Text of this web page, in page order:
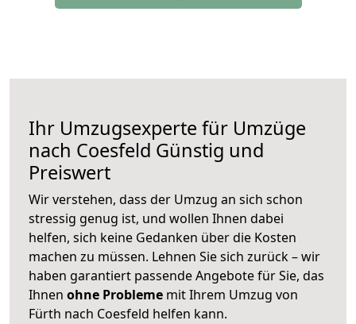
Ihr Umzugsexperte für Umzüge
nach Coesfeld Günstig und
Preiswert
Wir verstehen, dass der Umzug an sich schon
stressig genug ist, und wollen Ihnen dabei
helfen, sich keine Gedanken über die Kosten
machen zu müssen. Lehnen Sie sich zurück – wir
haben garantiert passende Angebote für Sie, das
Ihnen ohne Probleme mit Ihrem Umzug von
Fürth nach Coesfeld helfen kann.